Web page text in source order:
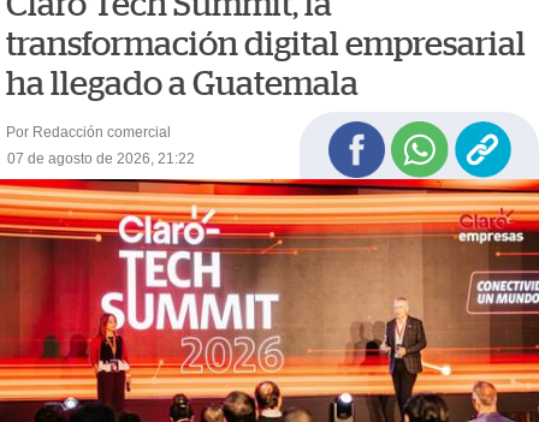
transformación digital empresarial
ha llegado a Guatemala
Por Redacción comercial
07 de agosto de 2026, 21:22